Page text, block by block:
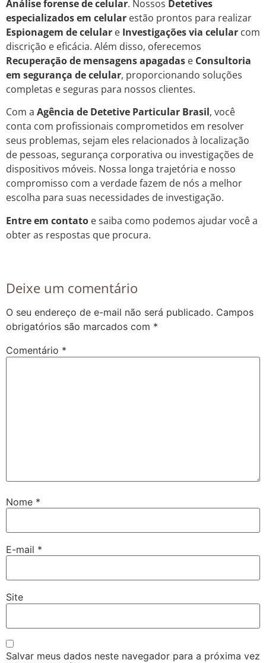
Análise forense de celular. Nossos Detetives
especializados em celular estão prontos para realizar
Espionagem de celular e Investigações via celular com
discrição e eficácia. Além disso, oferecemos
Recuperação de mensagens apagadas e Consultoria
em segurança de celular, proporcionando soluções
completas e seguras para nossos clientes.
Com a Agência de Detetive Particular Brasil, você
conta com profissionais comprometidos em resolver
seus problemas, sejam eles relacionados à localização
de pessoas, segurança corporativa ou investigações de
dispositivos móveis. Nossa longa trajetória e nosso
compromisso com a verdade fazem de nós a melhor
escolha para suas necessidades de investigação.
Entre em contato e saiba como podemos ajudar você a
obter as respostas que procura.
Deixe um comentário
O seu endereço de e-mail não será publicado. Campos
obrigatórios são marcados com *
Comentário *
Nome *
E-mail *
Site
Salvar meus dados neste navegador para a próxima vez